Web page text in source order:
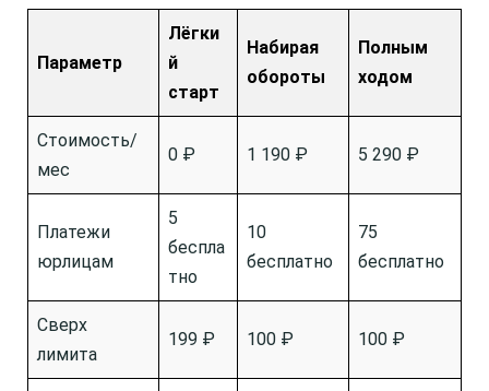
Параметр
Лёгки
й
старт
Набирая
обороты
Полным
ходом
Стоимость/
мес
0 ₽ 1 190 ₽ 5 290 ₽
Платежи
юрлицам
5
беспла
тно
10
бесплатно
75
бесплатно
Сверх
лимита
199 ₽ 100 ₽ 100 ₽